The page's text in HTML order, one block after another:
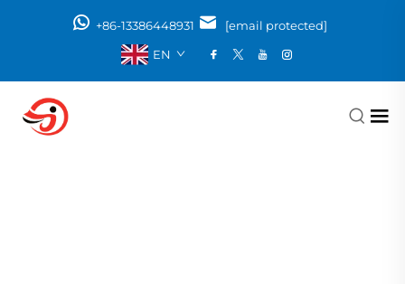
+86-13386448931
[email protected]
EN